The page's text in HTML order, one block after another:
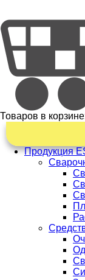
Товаров в
Продукция